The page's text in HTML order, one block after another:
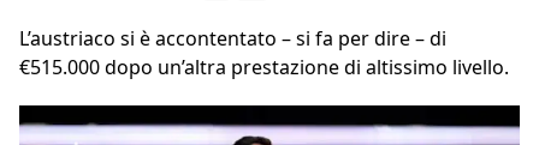
L’austriaco si è accontentato – si fa per dire – di
€515.000 dopo un’altra prestazione di altissimo livello.